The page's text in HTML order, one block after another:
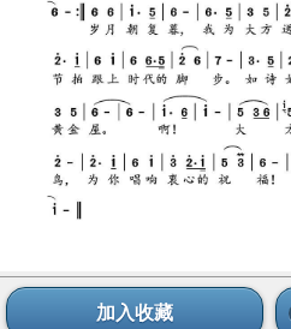
加入收藏